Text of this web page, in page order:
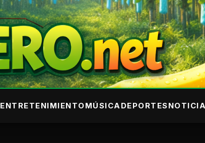
ENTRETENIMIENTOMÚSICA DEPORTES